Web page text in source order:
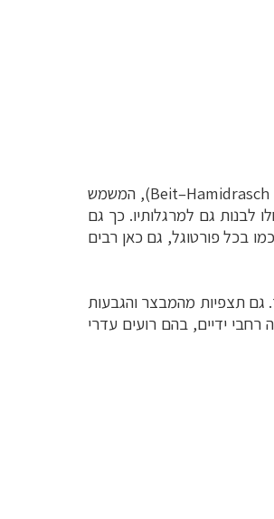
), המשמש
החלו לבנות גם למרגלותיו. כך גם
בכל פורטוגל, גם כאן רבים
גם תצפיות מהמבצר והגבעות
ידיים, בהם רועים עדרי